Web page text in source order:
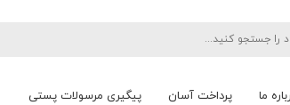
ما پرداخت آسان پیگیری مرسولات پستی